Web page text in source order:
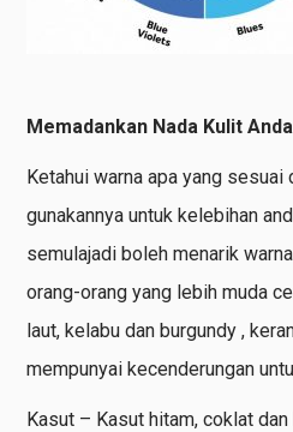
Memadankan Nada Kulit Anda
Ketahui warna apa yang sesuai
gunakannya untuk kelebihan
semulajadi boleh menarik
orang-orang yang lebih muda
laut, kelabu dan burgundy ,
mempunyai kecenderungan
Kasut – Kasut hitam, coklat